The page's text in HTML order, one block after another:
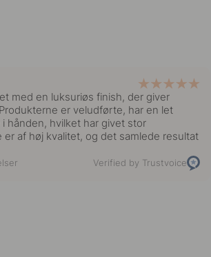
med en luksuriøs finish, der giver
er veludførte, har en let
hånden, hvilket har givet stor
af høj kvalitet, og det samlede resultat
Verified by Trustvoice